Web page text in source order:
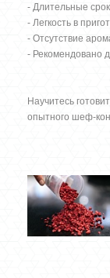
- Длительные
- Легкость в
- Отсутствие
- Рекомендовано
Научитесь
опытного шеф-